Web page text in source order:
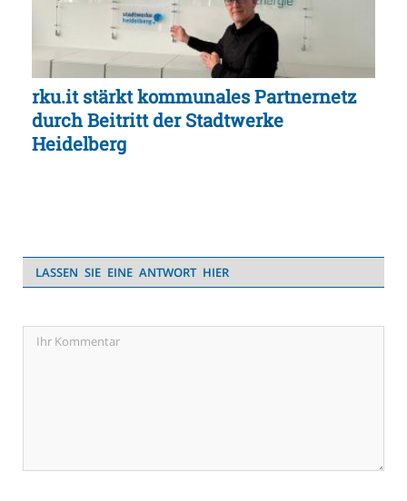
rku.it stärkt kommunales Partnernetz
durch Beitritt der Stadtwerke
Heidelberg
LASSEN SIE EINE ANTWORT HIER